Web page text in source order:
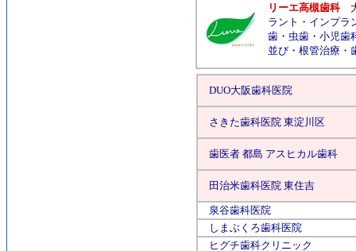
リーエ高槻歯科
ラント ・ インプラ
歯 ・ 虫歯 ・ 小児歯
並び ・ 根管治療 ・
DUO大阪歯科医院
さきた歯科医院 東淀川区
歯医者 都島 アスヒカル歯科
田治米歯科医院 東住吉
泉谷歯科医院
しまぶくろ歯科医院
ヒグチ歯科クリニック